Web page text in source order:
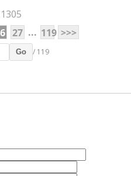
27 ... 119 >>>
Go / 119